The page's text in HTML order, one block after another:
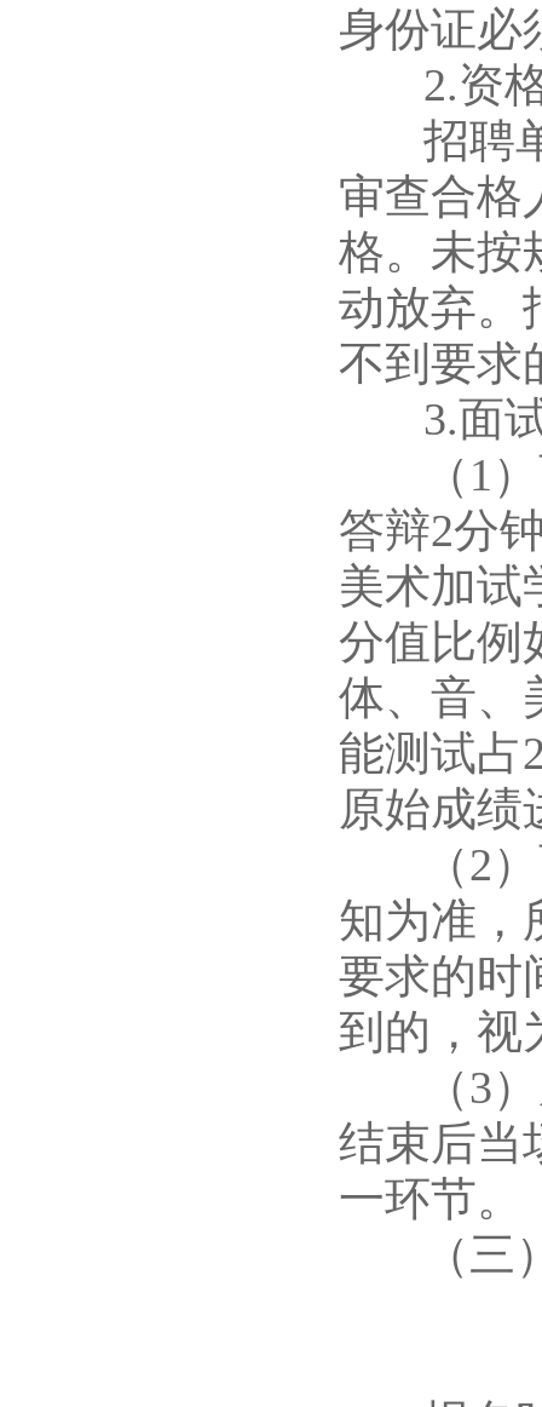
身份证必
2.资格
招聘单
审查合格
格。未按
动放弃。
不到要求
3.面
（1）
答辩2分
美术加试
分值比例
体、音、
能测试占
原始成绩
（2）
知为准，
要求的时
到的，视
（3）
结束后当
一环节。
（